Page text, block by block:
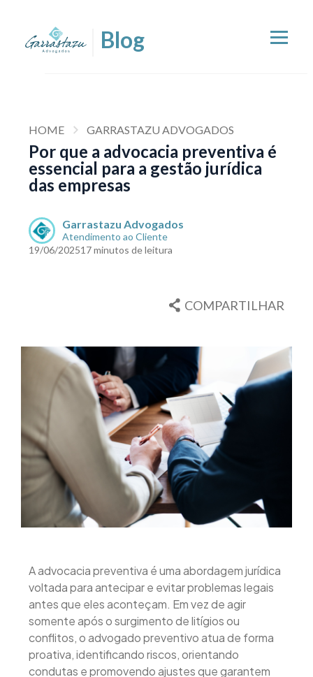
HOME GARRASTAZU ADVOGADOS
Por que a advocacia preventiva é
essencial para a gestão jurídica
das empresas
Garrastazu Advogados
Atendimento ao Cliente
19/06/202517 minutos de leitura
COMPARTILHAR
A advocacia preventiva é uma abordagem jurídica
voltada para antecipar e evitar problemas legais
antes que eles aconteçam. Em vez de agir
somente após o surgimento de litígios ou
conflitos, o advogado preventivo atua de forma
proativa, identificando riscos, orientando
condutas e promovendo ajustes que garantem